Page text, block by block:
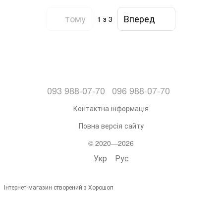
тому 1 з 3 Вперед
093 988-07-70 096 988-07-70
Контактна інформація
Повна версія сайту
© 2020—2026
Укр Рус
Інтернет-магазин створений з Хорошоп